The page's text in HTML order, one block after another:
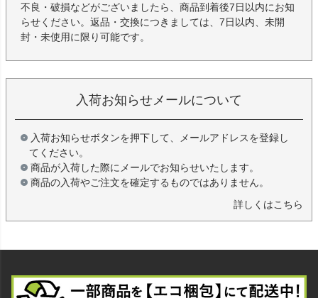
不良・破損などがございましたら、商品到着後7日以内にお知
らせください。返品・交換につきましては、7日以内、未開
封・未使用に限り可能です。
入荷お知らせメールについて
入荷お知らせボタンを押下して、メールアドレスを登録し
てください。
商品が入荷した際にメールでお知らせいたします。
商品の入荷やご注文を確定するものではありません。
詳しくはこちら